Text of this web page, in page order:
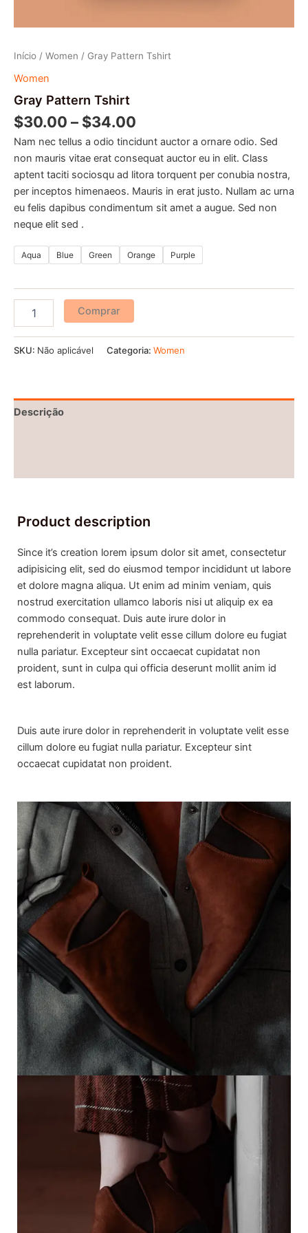
Início / Women / Gray Pattern Tshirt
Women
Gray Pattern Tshirt
$30.00 – $34.00
Nam nec tellus a odio tincidunt auctor a ornare odio. Sed
non mauris vitae erat consequat auctor eu in elit. Class
aptent taciti sociosqu ad litora torquent per conubia nostra,
per inceptos himenaeos. Mauris in erat justo. Nullam ac urna
eu felis dapibus condimentum sit amet a augue. Sed non
neque elit sed .
Aqua Blue Green Orange Purple
Comprar
SKU: Não aplicável Categoria: Women
Descrição
Product description
Since it’s creation lorem ipsum dolor sit amet, consectetur
adipisicing elit, sed do eiusmod tempor incididunt ut labore
et dolore magna aliqua. Ut enim ad minim veniam, quis
nostrud exercitation ullamco laboris nisi ut aliquip ex ea
commodo consequat. Duis aute irure dolor in
reprehenderit in voluptate velit esse cillum dolore eu fugiat
nulla pariatur. Excepteur sint occaecat cupidatat non
proident, sunt in culpa qui officia deserunt mollit anim id
est laborum.
Duis aute irure dolor in reprehenderit in voluptate velit esse
cillum dolore eu fugiat nulla pariatur. Excepteur sint
occaecat cupidatat non proident.